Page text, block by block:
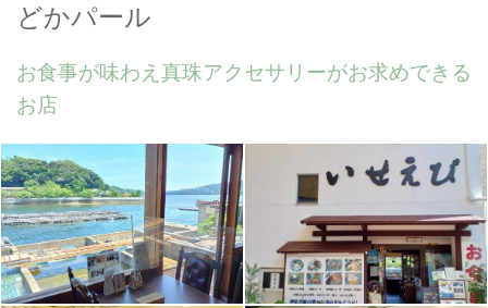
どかパール
お食事が味わえ真珠アクセサリーがお求めできる
お店